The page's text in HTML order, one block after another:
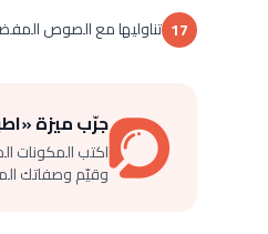
17 تناوليها مع الصوص
جرّب ميزة
اكتب المكونات
وقيّم وصفاتك